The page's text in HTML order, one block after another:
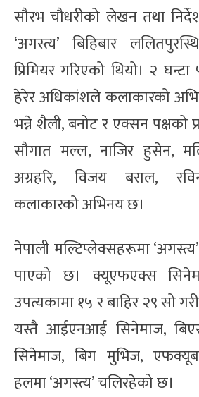
सौरभ चौधरीको लेखन तथा
‘अगस्त्य’ बिहिबार
प्रिमियर गरिएको थियो। २
हेरेर अधिकांशले कलाकारको
भन्ने शैली, बनोट र एक्सन पक्षको
सौगात मल्ल, नाजिर हुसेन,
अग्रहरि, विजय बराल,
कलाकारको अभिनय छ।
नेपाली मल्टिप्लेक्सहरूमा
पाएको छ। क्यूएफएक्स
उपत्यकामा १५ र बाहिर २९ सो
यस्तै आईएनआई सिनेमाज,
सिनेमाज, बिग मुभिज,
हलमा ‘अगस्त्य’ चलिरहेको छ।